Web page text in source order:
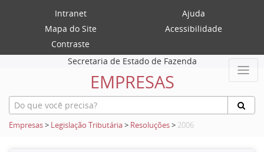
Intranet
Ajuda
Mapa do Site
Acessibilidade
Contraste
Secretaria de Estado de Fazenda
EMPRESAS
Empresas> Legislação Tributária> Resoluções> 2006